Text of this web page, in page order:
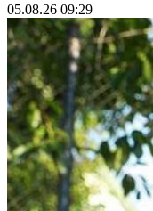
05.08.26 09:29